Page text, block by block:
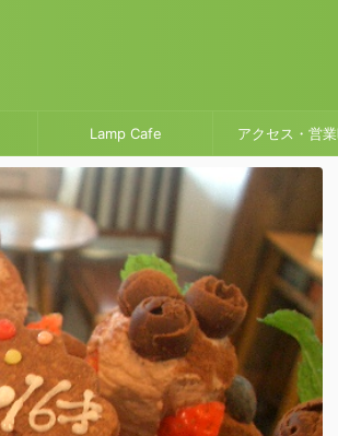
Lamp Cafe アクセス・営